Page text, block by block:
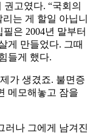
권고였다. “국회의
는 게 할일 아닙니
은 2004년 말부터
게 만들었다. 그때
들게 했다.
가 생겼죠. 불면증
메모해놓고 잠을
러나 그에게 남겨진